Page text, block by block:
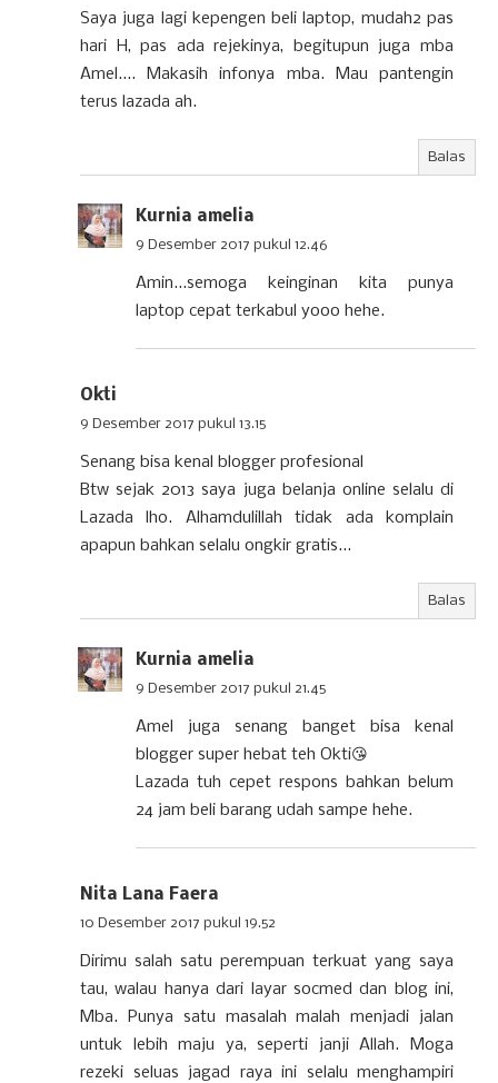
Saya juga lagi kepengen beli laptop, mudah2 pas
hari H, pas ada rejekinya, begitupun juga mba
Amel.... Makasih infonya mba. Mau pantengin
terus lazada ah.
Balas
Kurnia amelia
9 Desember 2017 pukul 12.46
Amin...semoga keinginan kita punya
laptop cepat terkabul yooo hehe.
Okti
9 Desember 2017 pukul 13.15
Senang bisa kenal blogger profesional
Btw sejak 2013 saya juga belanja online selalu di
Lazada lho. Alhamdulillah tidak ada komplain
apapun bahkan selalu ongkir gratis...
Balas
Kurnia amelia
9 Desember 2017 pukul 21.45
Amel juga senang banget bisa kenal
blogger super hebat teh Okti😘
Lazada tuh cepet respons bahkan belum
24 jam beli barang udah sampe hehe.
Nita Lana Faera
10 Desember 2017 pukul 19.52
Dirimu salah satu perempuan terkuat yang saya
tau, walau hanya dari layar socmed dan blog ini,
Mba. Punya satu masalah malah menjadi jalan
untuk lebih maju ya, seperti janji Allah. Moga
rezeki seluas jagad raya ini selalu menghampiri